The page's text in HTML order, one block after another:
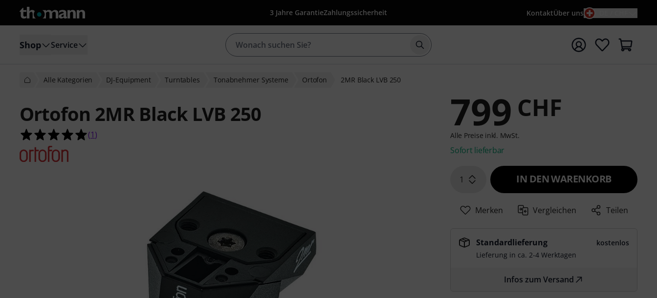
3 Jahre GarantieZahlungssicherheit KontaktÜber uns
Shop Service Suche mit Suchwort {searchTerm} starten
Alle Kategorien DJ-Equipment Turntables Tonabnehmer Systeme Ortofon 2MR Black LVB 250
Ortofon 2MR Black LVB 250
5.0 von 5 Sternen aus 1 Kundenbewertungen
(1) 799 CHF
Alle Preise inkl. MwSt.
Sofort lieferbar
1 IN DEN WARENKORB
Merken Vergleichen Teilen
Standardlieferung
kostenlos
Lieferung in ca. 2-4 Werktagen
Infos zum Versand